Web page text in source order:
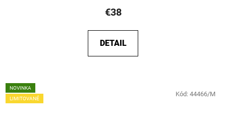
€38
DETAIL
NOVINKA
LIMITOVANÉ
Kód: 44466/M